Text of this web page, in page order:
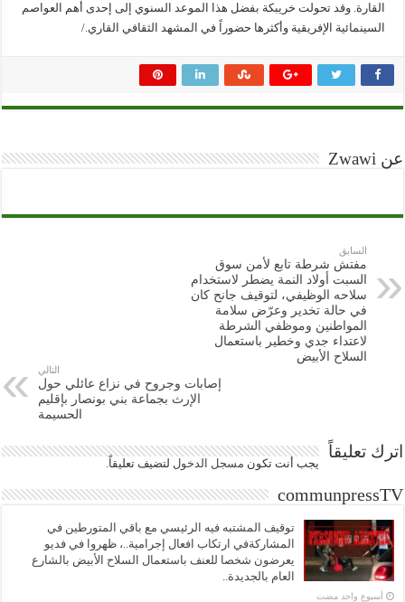
القارة. وقد تحولت خريبكة بفضل هذا الموعد السنوي إلى إحدى أهم العواصم
السينمائية الإفريقية وأكثرها حضوراً في المشهد الثقافي القاري./
عن Zwawi
السابق
مفتش شرطة تابع لأمن سوق
السبت أولاد النمة يضطر لاستخدام
سلاحه الوظيفي، لتوقيف جانح كان
في حالة تخدير وعرّض سلامة
المواطنين وموظفي الشرطة
لاعتداء جدي وخطير باستعمال
السلاح الأبيض
التالي
إصابات وجروح في نزاع عائلي حول
الإرث بجماعة بني بونصار بإقليم
الحسيمة
اترك تعليقاً
يجب أنت تكون مسجل الدخول لتضيف تعليقاً.
communpressTV
توقيف المشتبه فيه الرئيسي مع باقي المتورطين في
المشاركةفي ارتكاب افعال إجرامية..، ظهروا في فديو
يعرضون شخصا للعنف باستعمال السلاح الأبيض بالشارع
العام بالجديدة..
‏أسبوع واحد مضت